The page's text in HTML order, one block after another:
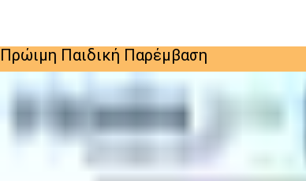
Πρώιμη Παιδική Παρέμβαση